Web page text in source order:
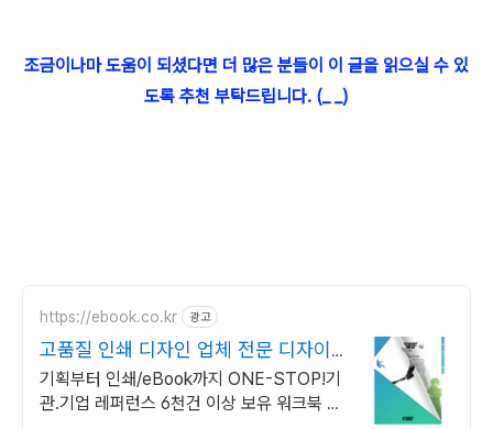
조금이나마 도움이 되셨다면 더 많은 분들이 이 글을 읽으실 수 있
도록 추천 부탁드립니다. (_ _)
https://ebook.co.kr 광고
고품질 인쇄 디자인 업체 전문 디자이
너 1:1 매칭
기획부터 인쇄/eBook까지 ONE-STOP!기
관.기업 레퍼런스 6천건 이상 보유 워크북 업